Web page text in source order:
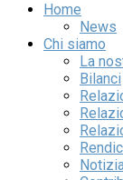
Home
News
Chi siamo
La
Bilanci